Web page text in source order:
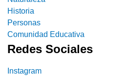
Historia
Personas
Comunidad Educativa
Redes Sociales
Instagram